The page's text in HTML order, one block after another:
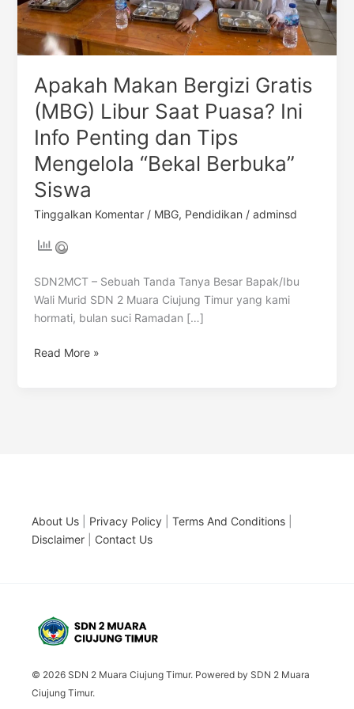
Apakah Makan Bergizi Gratis
(MBG) Libur Saat Puasa? Ini
Info Penting dan Tips
Mengelola “Bekal Berbuka”
Siswa
Tinggalkan Komentar / MBG, Pendidikan / adminsd
SDN2MCT – Sebuah Tanda Tanya Besar Bapak/Ibu
Wali Murid SDN 2 Muara Ciujung Timur yang kami
hormati, bulan suci Ramadan […]
Puasa?
Ini
Info
dan
Tips
Mengelola
“Bekal
Berbuka”
Siswa
Read More »
About Us Privacy Policy Terms And Conditions
Disclaimer
Contact Us
© 2026 SDN 2 Muara Ciujung Timur. Powered by SDN 2 Muara
Ciujung Timur.